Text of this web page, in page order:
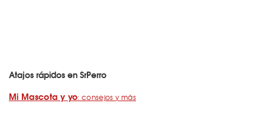
Atajos rápidos en SrPerro
Mi Mascota y yo: consejos y más